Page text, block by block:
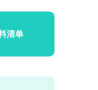
清单